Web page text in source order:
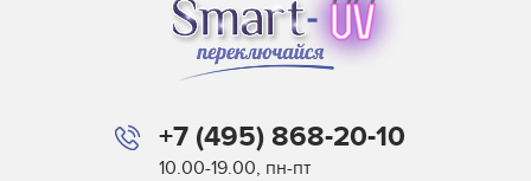
+7 (495) 868-20-10
10.00-19.00, пн-пт